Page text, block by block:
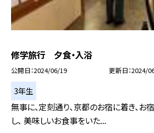
修学旅行 夕食・入浴
公開日 2024/06/19 更新日 2024/
3年生
無事に、定刻通り、京都のお宿に着き、お
し、 美味しいお食事をいた...